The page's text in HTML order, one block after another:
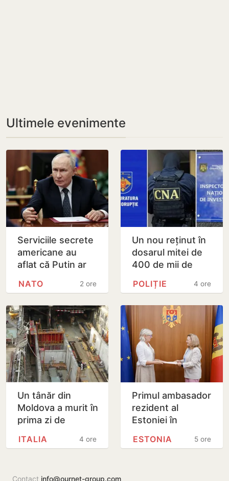
Ultimele evenimente
Serviciile secrete
americane au
aflat că Putin ar
cu un atac chiar în
2 ore
NATO
Un nou reținut în
dosarul mitei de
400 de mii de
facilitat transferul
4 ore
POLIȚIE
Un tânăr din
Moldova a murit în
prima zi de
ambulanța ar fi4 ore
ITALIA
Primul ambasador
rezident al
Estoniei în
Moldova și-a
5 ore
ESTONIA
Contact info@ournet-group.com